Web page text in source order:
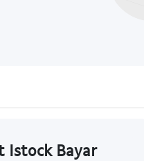
Istock Bayar